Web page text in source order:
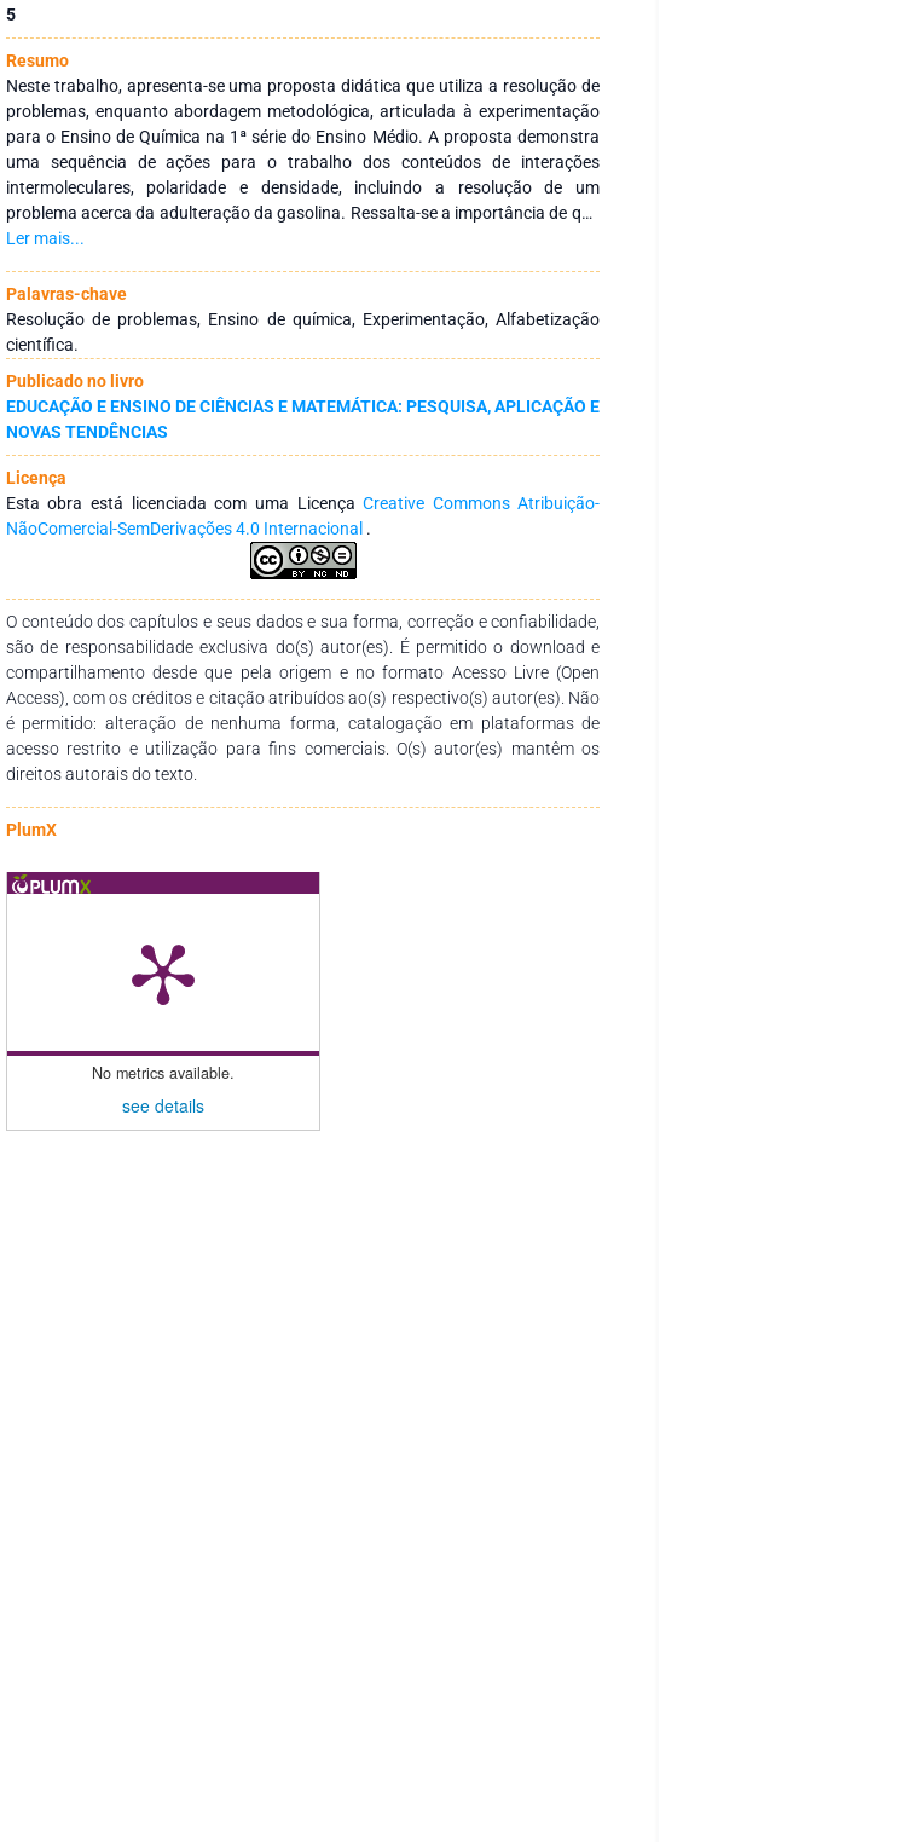
5
Resumo
Neste trabalho, apresenta-se uma proposta didática que utiliza a resolução de
problemas, enquanto abordagem metodológica, articulada à experimentação
para o Ensino de Química na 1ª série do Ensino Médio. A proposta demonstra
uma sequência de ações para o trabalho dos conteúdos de interações
intermoleculares, polaridade e densidade, incluindo a resolução de um
problema acerca da adulteração da gasolina. Ressalta-se a importância de que
o problema colocado aos estudantes esteja relacionado a vida cotidiana dos
apresentada possibilita aos estudantes uma formação dentro dos
pressupostos da alfabetização científica e da educação para a cidadania.
Ler mais...
Palavras-chave
Resolução de problemas, Ensino de química, Experimentação, Alfabetização
científica.
Publicado no livro
EDUCAÇÃO E ENSINO DE CIÊNCIAS E MATEMÁTICA: PESQUISA, APLICAÇÃO E
NOVAS TENDÊNCIAS
Licença
Esta obra está licenciada com uma LicençaCreative Commons Atribuição-
NãoComercial-SemDerivações 4.0 Internacional .
O conteúdo dos capítulos e seus dados e sua forma, correção e confiabilidade,
são de responsabilidade exclusiva do(s) autor(es). É permitido o download e
compartilhamento desde que pela origem e no formato Acesso Livre (Open
Access), com os créditos e citação atribuídos ao(s) respectivo(s) autor(es). Não
é permitido: alteração de nenhuma forma, catalogação em plataformas de
acesso restrito e utilização para fins comerciais. O(s) autor(es) mantêm os
direitos autorais do texto.
PlumX
No metrics available.
see details